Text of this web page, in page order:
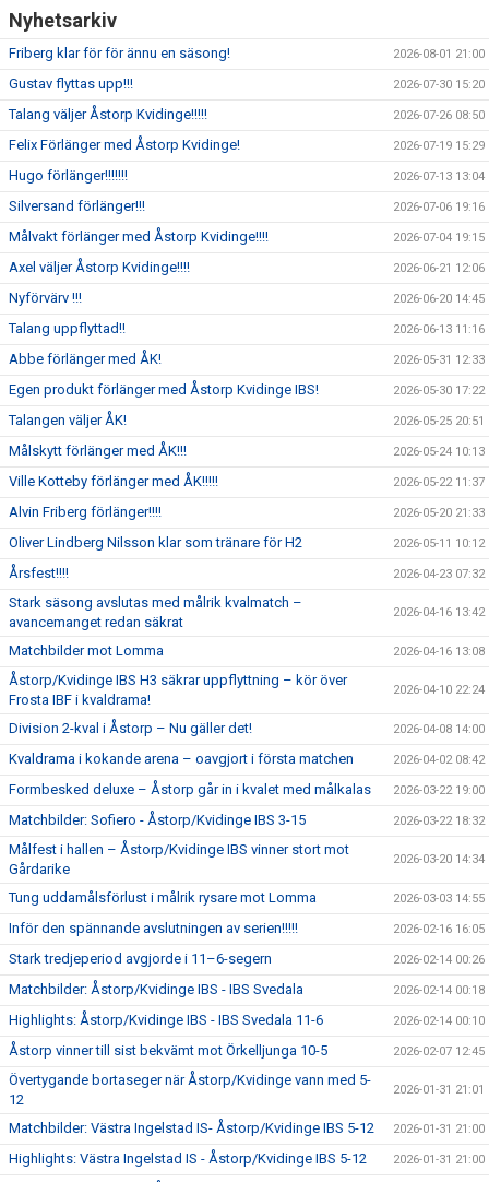
Nyhetsarkiv
Friberg klar för för ännu en säsong! 2026-08-01 21:00
Gustav flyttas upp!!! 2026-07-30 15:20
Talang väljer Åstorp Kvidinge!!!!! 2026-07-26 08:50
Felix Förlänger med Åstorp Kvidinge! 2026-07-19 15:29
Hugo förlänger!!!!!!! 2026-07-13 13:04
Silversand förlänger!!! 2026-07-06 19:16
Målvakt förlänger med Åstorp Kvidinge!!!! 2026-07-04 19:15
Axel väljer Åstorp Kvidinge!!!! 2026-06-21 12:06
Nyförvärv !!! 2026-06-20 14:45
Talang uppflyttad!! 2026-06-13 11:16
Abbe förlänger med ÅK! 2026-05-31 12:33
Egen produkt förlänger med Åstorp Kvidinge IBS! 2026-05-30 17:22
Talangen väljer ÅK! 2026-05-25 20:51
Målskytt förlänger med ÅK!!! 2026-05-24 10:13
Ville Kotteby förlänger med ÅK!!!!! 2026-05-22 11:37
Alvin Friberg förlänger!!!! 2026-05-20 21:33
Oliver Lindberg Nilsson klar som tränare för H2 2026-05-11 10:12
Årsfest!!!! 2026-04-23 07:32
Stark säsong avslutas med målrik kvalmatch –
avancemanget redan säkrat
2026-04-16 13:42
Matchbilder mot Lomma 2026-04-16 13:08
Åstorp/Kvidinge IBS H3 säkrar uppflyttning – kör över
Frosta IBF i kvaldrama!
2026-04-10 22:24
Division 2-kval i Åstorp – Nu gäller det! 2026-04-08 14:00
Kvaldrama i kokande arena – oavgjort i första matchen 2026-04-02 08:42
Formbesked deluxe – Åstorp går in i kvalet med målkalas 2026-03-22 19:00
Matchbilder: Sofiero - Åstorp/Kvidinge IBS 3-15 2026-03-22 18:32
Målfest i hallen – Åstorp/Kvidinge IBS vinner stort mot
Gårdarike
2026-03-20 14:34
Tung uddamålsförlust i målrik rysare mot Lomma 2026-03-03 14:55
Inför den spännande avslutningen av serien!!!!! 2026-02-16 16:05
Stark tredjeperiod avgjorde i 11–6-segern 2026-02-14 00:26
Matchbilder: Åstorp/Kvidinge IBS - IBS Svedala 2026-02-14 00:18
Highlights: Åstorp/Kvidinge IBS - IBS Svedala 11-6 2026-02-14 00:10
Åstorp vinner till sist bekvämt mot Örkelljunga 10-5 2026-02-07 12:45
Övertygande bortaseger när Åstorp/Kvidinge vann med 5-
12
2026-01-31 21:01
Matchbilder: Västra Ingelstad IS- Åstorp/Kvidinge IBS 5-12 2026-01-31 21:00
Highlights: Västra Ingelstad IS - Åstorp/Kvidinge IBS 5-12 2026-01-31 21:00